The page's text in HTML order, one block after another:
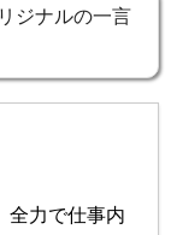
ジナルの一言
全力で仕事内